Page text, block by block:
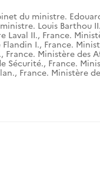
du ministre.
Louis Barthou II.
Laval II., France.
I., France.
, France. Ministère des
Sécurité., France.
, France. Ministère